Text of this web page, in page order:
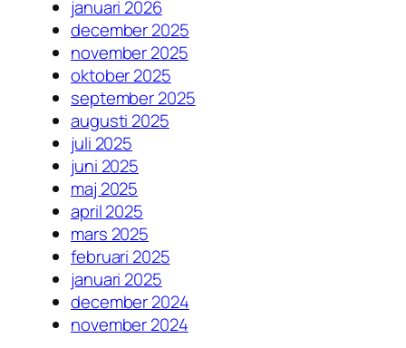
januari 2026
december 2025
november 2025
oktober 2025
september 2025
augusti 2025
juli 2025
juni 2025
maj 2025
april 2025
mars 2025
februari 2025
januari 2025
december 2024
november 2024